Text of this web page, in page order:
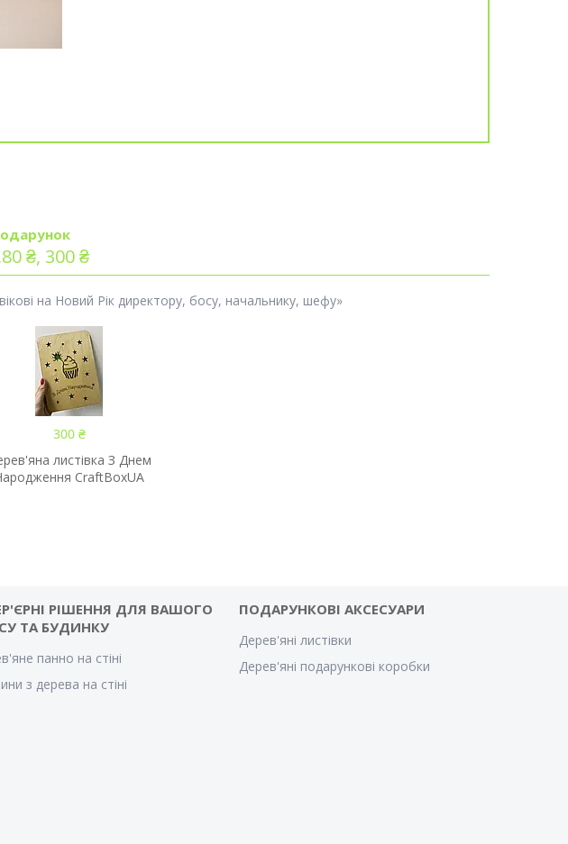
₴, 300 ₴
на Новий Рік директору, босу, начальнику, шефу»
300 ₴
листівка З Днем
CraftBoxUA
РІШЕННЯ ДЛЯ ВАШОГО
ТА БУДИНКУ
панно на стіні
з дерева на стіні
ПОДАРУНКОВІ АКСЕСУАРИ
Дерев'яні листівки
Дерев'яні подарункові коробки